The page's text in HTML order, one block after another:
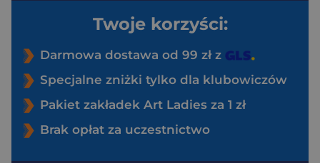
Twoje korzyści:
Darmowa dostawa od 99 zł z
Specjalne zniżki tylko dla klubowiczów
Pakiet zakładek Art Ladies za 1 zł
Brak opłat za uczestnictwo